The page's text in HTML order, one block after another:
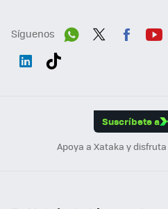
Síguenos
Suscríbete a
Apoya a Xataka y